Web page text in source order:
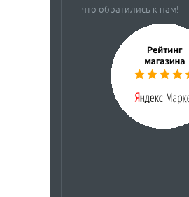
что обратились к нам!